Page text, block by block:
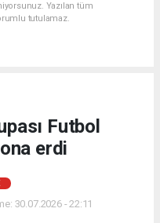
Yazılan tüm
tutulamaz.
Futbol
erdi
30.07.2026 - 22:11